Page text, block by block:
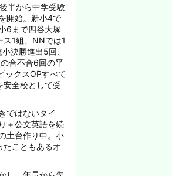
半から中学受験
開始。新小4で
6まで四谷大塚
1組、NNでは1
決勝進出5回、
合不合6回の平
ックスOPすべて
全校として受
ではないタイ
＋公文英語を続
土台作り中。小
たこともあるオ